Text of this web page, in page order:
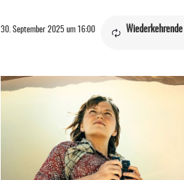
30. September 2025 um 16:00